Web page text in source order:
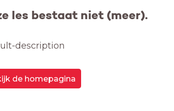
les bestaat niet (meer).
description
de homepagina